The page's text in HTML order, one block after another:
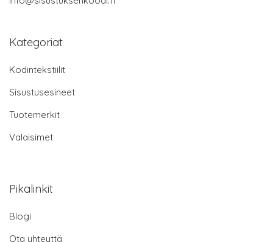
Kategoriat
Kodintekstiilit
Sisustusesineet
Tuotemerkit
Valaisimet
Pikalinkit
Blogi
Ota yhteyttä